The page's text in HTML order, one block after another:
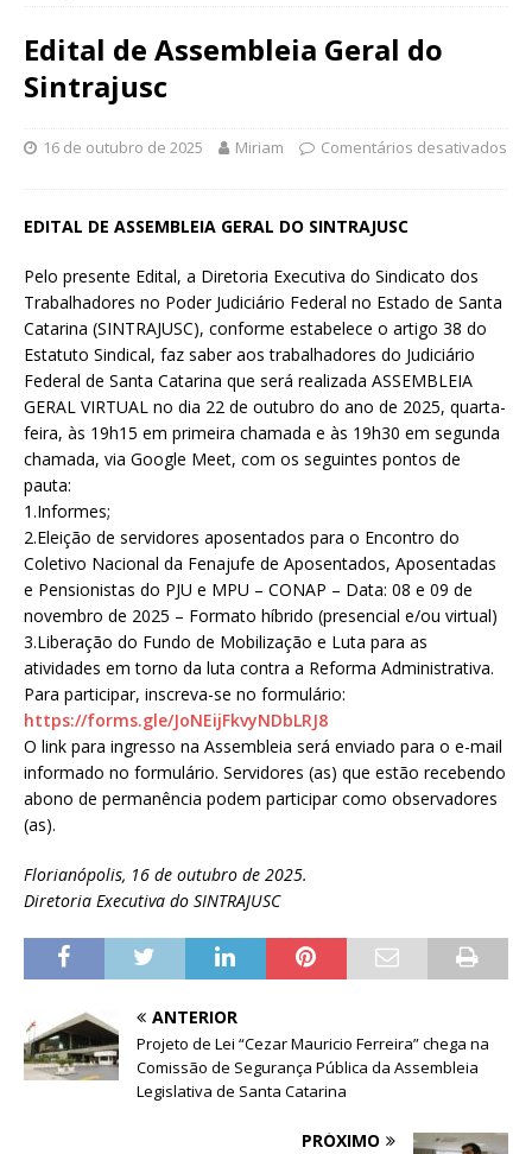
Edital de Assembleia Geral do
Sintrajusc
16 de outubro de 2025 Miriam Comentários desativados
EDITAL DE ASSEMBLEIA GERAL DO SINTRAJUSC
Pelo presente Edital, a Diretoria Executiva do Sindicato dos
Trabalhadores no Poder Judiciário Federal no Estado de Santa
Catarina (SINTRAJUSC), conforme estabelece o artigo 38 do
Estatuto Sindical, faz saber aos trabalhadores do Judiciário
Federal de Santa Catarina que será realizada ASSEMBLEIA
GERAL VIRTUAL no dia 22 de outubro do ano de 2025, quarta-
feira, às 19h15 em primeira chamada e às 19h30 em segunda
chamada, via Google Meet, com os seguintes pontos de
pauta:
1.Informes;
2.Eleição de servidores aposentados para o Encontro do
Coletivo Nacional da Fenajufe de Aposentados, Aposentadas
e Pensionistas do PJU e MPU – CONAP – Data: 08 e 09 de
novembro de 2025 – Formato híbrido (presencial e/ou virtual)
3.Liberação do Fundo de Mobilização e Luta para as
atividades em torno da luta contra a Reforma Administrativa.
Para participar, inscreva-se no formulário:
https://forms.gle/JoNEijFkvyNDbLRJ8
O link para ingresso na Assembleia será enviado para o e-mail
informado no formulário. Servidores (as) que estão recebendo
abono de permanência podem participar como observadores
(as).
Florianópolis, 16 de outubro de 2025.
Diretoria Executiva do SINTRAJUSC
ANTERIOR
Projeto de Lei “Cezar Mauricio Ferreira” chega na
Comissão de Segurança Pública da Assembleia
Legislativa de Santa Catarina
PRÓXIMO